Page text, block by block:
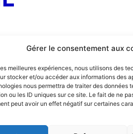
Gérer le consentement aux
meilleures expériences, nous utilisons des
stocker et/ou accéder aux informations des
nous permettra de traiter des données
ou les ID uniques sur ce site. Le fait de ne
peut avoir un effet négatif sur certaines
: